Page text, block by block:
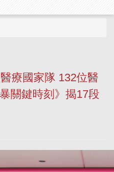
療國家隊 132位醫
關鍵時刻》揭17段